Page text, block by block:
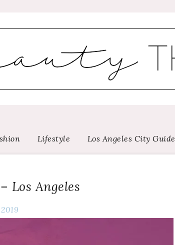
Lifestyle Los Angeles City Guide
Los Angeles